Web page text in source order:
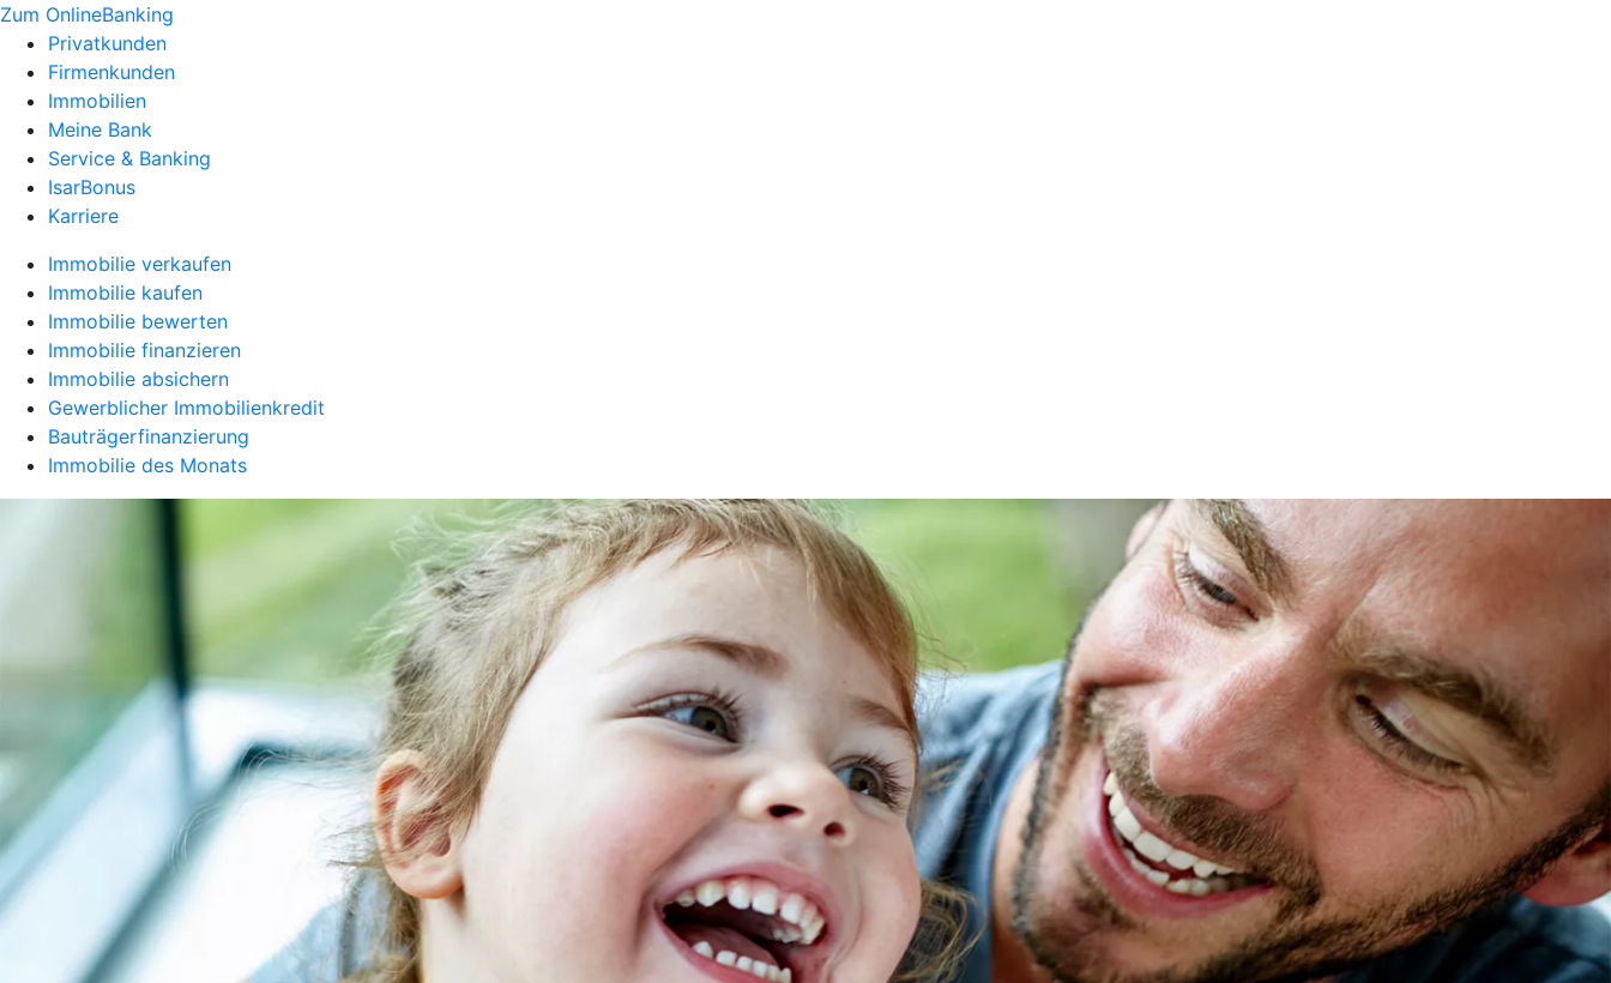
Zum OnlineBanking
Privatkunden
Firmenkunden
Immobilien
Meine Bank
Service & Banking
IsarBonus
Karriere
Immobilie verkaufen
Immobilie kaufen
Immobilie bewerten
Immobilie finanzieren
Immobilie absichern
Gewerblicher Immobilienkredit
Bauträgerfinanzierung
Immobilie des Monats